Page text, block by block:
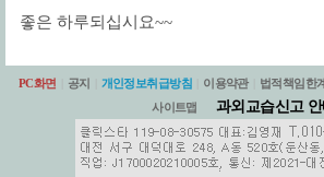
좋은 하루되십시요~~
PC화면 공지 개인정보취급방침 이용약관 법적책임한
사이트맵
과외교습신고 안